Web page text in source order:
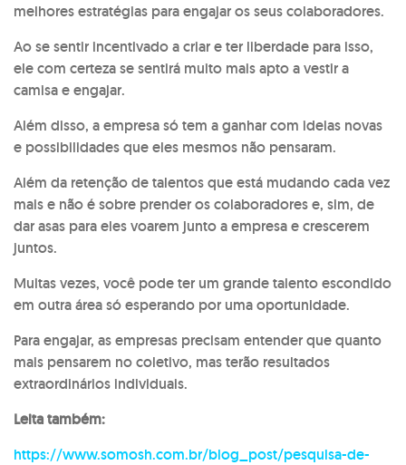
melhores estratégias para engajar os seus colaboradores.
Ao se sentir incentivado a criar e ter liberdade para isso,
ele com certeza se sentirá muito mais apto a vestir a
camisa e engajar.
Além disso, a empresa só tem a ganhar com ideias novas
e possibilidades que eles mesmos não pensaram.
Além da retenção de talentos que está mudando cada vez
mais e não é sobre prender os colaboradores e, sim, de
dar asas para eles voarem junto a empresa e crescerem
juntos.
Muitas vezes, você pode ter um grande talento escondido
em outra área só esperando por uma oportunidade.
Para engajar, as empresas precisam entender que quanto
mais pensarem no coletivo, mas terão resultados
extraordinários individuais.
Leita também:
https://www.somosh.com.br/blog_post/pesquisa-de-